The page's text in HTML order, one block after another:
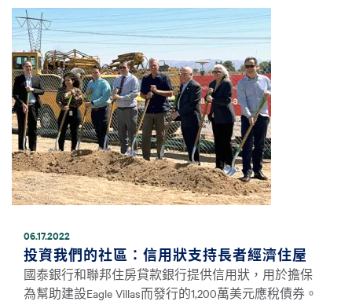
圖片
06.17.2022
投資我們的社區：信用狀支持長者經濟住屋
國泰銀行和聯邦住房貸款銀行提供信用狀，用於擔保
為幫助建設Eagle Villas而發行的1,200萬美元應稅債券。